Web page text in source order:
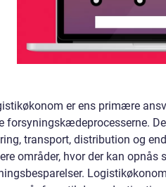
er ens primære
forsyningskædeprocesserne.
transport, distribution og
områder, hvor der kan opnås